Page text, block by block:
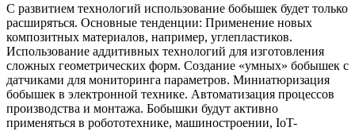
С развитием технологий использование бобышек будет только
расширяться. Основные тенденции: Применение новых
композитных материалов, например, углепластиков.
Использование аддитивных технологий для изготовления
сложных геометрических форм. Создание «умных» бобышек с
датчиками для мониторинга параметров. Миниатюризация
бобышек в электронной технике. Автоматизация процессов
производства и монтажа. Бобышки будут активно
применяться в робототехнике, машиностроении, IoT-